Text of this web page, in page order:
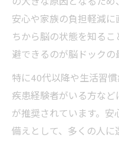
安心や家族の負担軽減
ちから脳の状態を知る
避できるのが脳ドックの
特に40代以降や生活習
疾患経験者がいる方な
が推奨されています。
備えとして、多くの人